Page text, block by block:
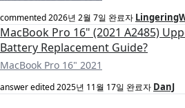
commented2026년 2월 7일 완료자
MacBook Pro 16" (2021 A2485)
Battery Replacement Guide?
MacBook Pro 16" 2021
answer edited2025년 11월 17일 완료자 DanJ